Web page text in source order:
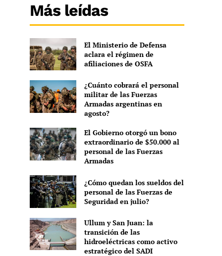
Más leídas
El Ministerio de Defensa
aclara el régimen de
afiliaciones de OSFA
¿Cuánto cobrará el personal
militar de las Fuerzas
Armadas argentinas en
agosto?
El Gobierno otorgó un bono
extraordinario de $50.000 al
personal de las Fuerzas
Armadas
¿Cómo quedan los sueldos del
personal de las Fuerzas de
Seguridad en julio?
Ullum y San Juan: la
transición de las
hidroeléctricas como activo
estratégico del SADI